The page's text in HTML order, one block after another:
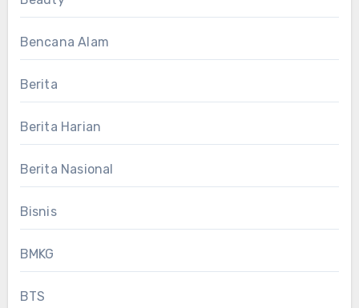
Bencana Alam
Berita
Berita Harian
Berita Nasional
Bisnis
BMKG
BTS